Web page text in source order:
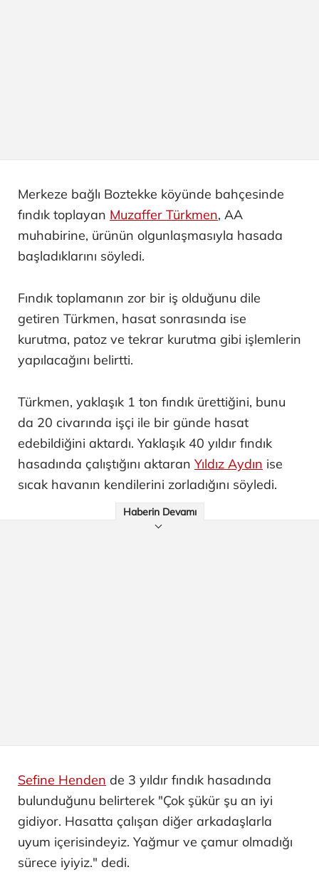
Merkeze bağlı Boztekke köyünde bahçesinde
fındık toplayan Muzaffer Türkmen, AA
muhabirine, ürünün olgunlaşmasıyla hasada
başladıklarını söyledi.
Fındık toplamanın zor bir iş olduğunu dile
getiren Türkmen, hasat sonrasında ise
kurutma, patoz ve tekrar kurutma gibi işlemlerin
yapılacağını belirtti.
Türkmen, yaklaşık 1 ton fındık ürettiğini, bunu
da 20 civarında işçi ile bir günde hasat
edebildiğini aktardı. Yaklaşık 40 yıldır fındık
hasadında çalıştığını aktaran Yıldız Aydın ise
sıcak havanın kendilerini zorladığını söyledi.
Haberin Devamı
Sefine Henden de 3 yıldır fındık hasadında
bulunduğunu belirterek "Çok şükür şu an iyi
gidiyor. Hasatta çalışan diğer arkadaşlarla
uyum içerisindeyiz. Yağmur ve çamur olmadığı
sürece iyiyiz." dedi.